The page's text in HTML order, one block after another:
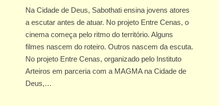
Na Cidade de Deus, Sabothati ensina jovens atores
a escutar antes de atuar. No projeto Entre Cenas, o
cinema começa pelo ritmo do território. Alguns
filmes nascem do roteiro. Outros nascem da escuta.
No projeto Entre Cenas, organizado pelo Instituto
Arteiros em parceria com a MAGMA na Cidade de
Deus,…